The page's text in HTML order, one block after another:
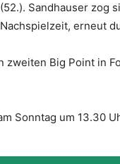
Sandhauser zog
erneut
zweiten Big Point in
Sonntag um 13.30